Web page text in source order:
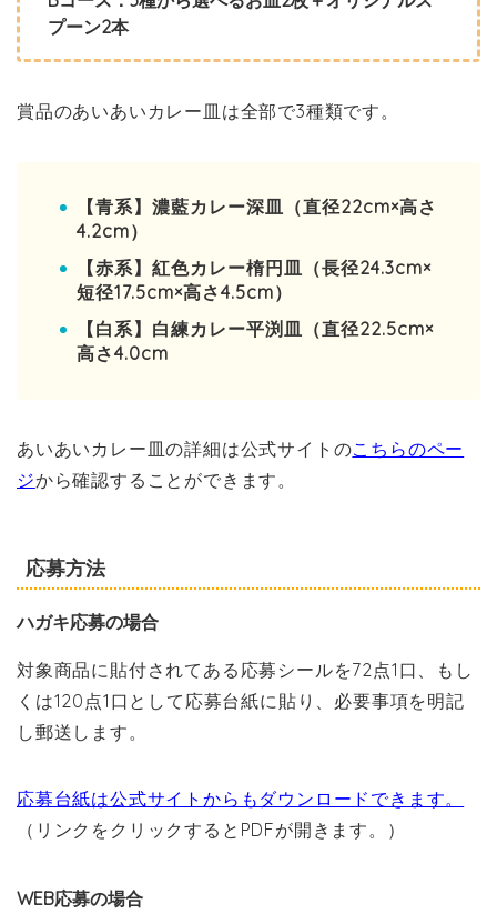
プーン2本
賞品のあいあいカレー皿は全部で3種類です。
【青系】濃藍カレー深皿（直径22cm×高さ
4.2cm）
【赤系】紅色カレー楕円皿（長径24.3cm×
短径17.5cm×高さ4.5cm）
【白系】白練カレー平渕皿（直径22.5cm×
高さ4.0cm
あいあいカレー皿の詳細は公式サイトのこちらのペー
ジから確認することができます。
応募方法
ハガキ応募の場合
対象商品に貼付されてある応募シールを72点1口、もし
くは120点1口として応募台紙に貼り、必要事項を明記
し郵送します。
応募台紙は公式サイトからもダウンロードできます。
（リンクをクリックするとPDFが開きます。）
WEB応募の場合